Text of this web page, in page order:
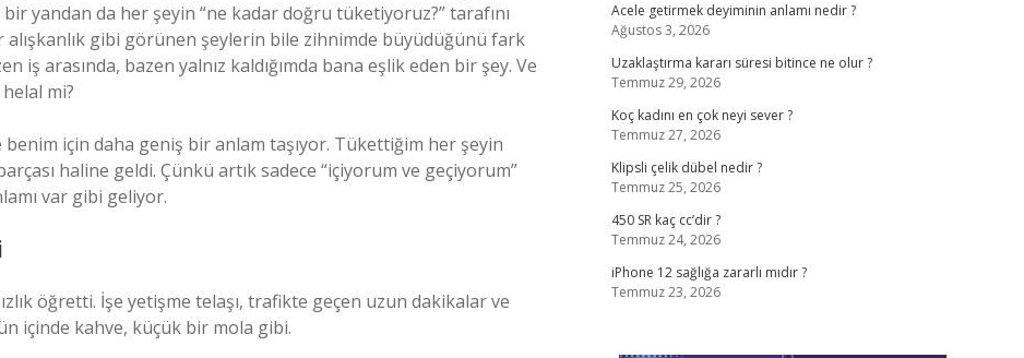
bir yandan da her şeyin “ne kadar doğru tüketiyoruz?” tarafını
gibi görünen şeylerin bile zihnimde büyüdüğünü fark
iş arasında, bazen yalnız kaldığımda bana eşlik eden bir şey. Ve
mi?
için daha geniş bir anlam taşıyor. Tükettiğim her şeyin
haline geldi. Çünkü artık sadece “içiyorum ve geçiyorum”
var gibi geliyor.
öğretti. İşe yetişme telaşı, trafikte geçen uzun dakikalar ve
içinde kahve, küçük bir mola gibi.
Acele getirmek deyiminin anlamı nedir ?
Ağustos 3, 2026
Uzaklaştırma kararı süresi bitince ne olur ?
Temmuz 29, 2026
Koç kadını en çok neyi sever ?
Temmuz 27, 2026
Klipsli çelik dübel nedir ?
Temmuz 25, 2026
450 SR kaç cc’dir ?
Temmuz 24, 2026
iPhone 12 sağlığa zararlı mıdır ?
Temmuz 23, 2026